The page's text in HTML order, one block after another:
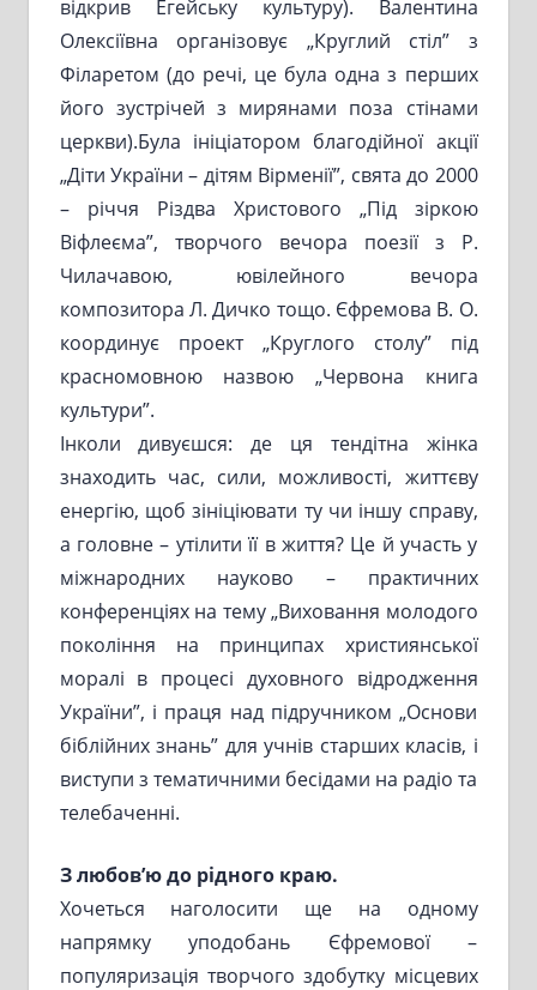
відкрив Егейську культуру). Валентина
Олексіївна організовує „Круглий стіл” з
Філаретом (до речі, це була одна з перших
його зустрічей з мирянами поза стінами
церкви).Була ініціатором благодійної акції
„Діти України – дітям Вірменії”, свята до 2000
– річчя Різдва Христового „Під зіркою
Віфлеєма”, творчого вечора поезії з Р.
Чилачавою, ювілейного вечора
композитора Л. Дичко тощо. Єфремова В. О.
координує проект „Круглого столу” під
красномовною назвою „Червона книга
культури”.
Інколи дивуєшся: де ця тендітна жінка
знаходить час, сили, можливості, життєву
енергію, щоб зініціювати ту чи іншу справу,
а головне – утілити її в життя? Це й участь у
міжнародних науково – практичних
конференціях на тему „Виховання молодого
покоління на принципах християнської
моралі в процесі духовного відродження
України”, і праця над підручником „Основи
біблійних знань” для учнів старших класів, і
виступи з тематичними бесідами на радіо та
телебаченні.
З любов’ю до рідного краю.
Хочеться наголосити ще на одному
напрямку уподобань Єфремової –
популяризація творчого здобутку місцевих